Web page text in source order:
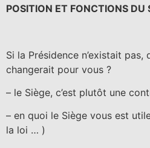
POSITION ET FONCTIONS DU
Si la Présidence n’existait pas,
changerait pour vous ?
– le Siège, c’est plutôt une
– en quoi le Siège vous est
la loi … )